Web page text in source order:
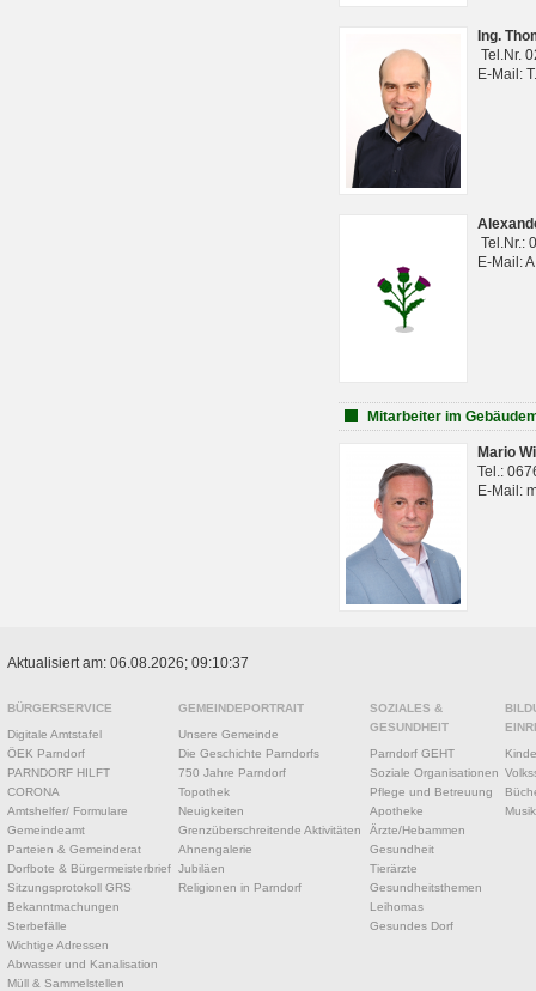
Ing.
Tel.Nr.
E-Mail:
Tel.Nr.:
E-Mail:
Mitarbeiter im
Mario
Tel.:
E-Mail:
Aktualisiert am: 06.08.2026; 09:10:37
BÜRGERSERVICE
Digitale Amtstafel
ÖEK Parndorf
PARNDORF HILFT
CORONA
Amtshelfer/ Formulare
Gemeindeamt
Parteien & Gemeinderat
Dorfbote & Bürgermeisterbrief
Sitzungsprotokoll GRS
Bekanntmachungen
Sterbefälle
Wichtige Adressen
Abwasser und Kanalisation
Müll & Sammelstellen
GEMEINDEPORTRAIT
Unsere Gemeinde
Die Geschichte Parndorfs
750 Jahre Parndorf
Topothek
Neuigkeiten
Grenzüberschreitende Aktivitäten
Ahnengalerie
Jubiläen
Religionen in Parndorf
SOZIALES &
GESUNDHEIT
Parndorf GEHT
Soziale Organisationen
Pflege und Betreuung
Apotheke
Ärzte/Hebammen
Gesundheit
Tierärzte
Gesundheitsthemen
Leihomas
Gesundes Dorf